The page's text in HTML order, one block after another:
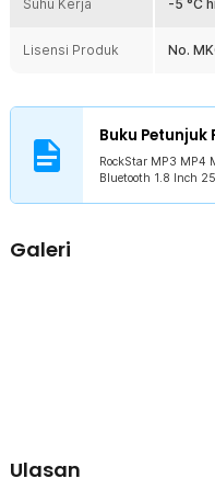
Suhu Kerja -5 °C
Lisensi Produk No.
Buku Petunjuk
RockStar MP3 MP4
Bluetooth 1.8 Inch
Galeri
Ulasan